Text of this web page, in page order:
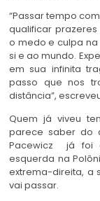
“Passar tempo
qualificar
o medo e culpa
si e ao mundo.
em sua infinita
passo que nos
distância”,
Quem já viveu
parece saber do
Pacewicz já foi
esquerda na
extrema-direita, a
vai passar.